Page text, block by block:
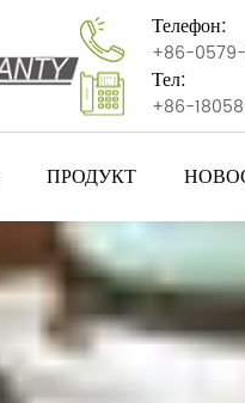
Телефон:
+86-
Тел:
+86-
ПРОДУКТ